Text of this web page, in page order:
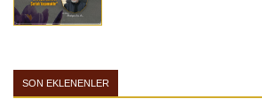
SON EKLENENLER